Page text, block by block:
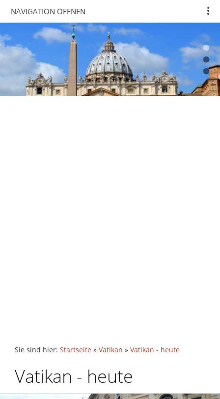
NAVIGATION ÖFFNEN
Sie sind hier: Startseite » Vatikan » Vatikan - heute
Vatikan - heute